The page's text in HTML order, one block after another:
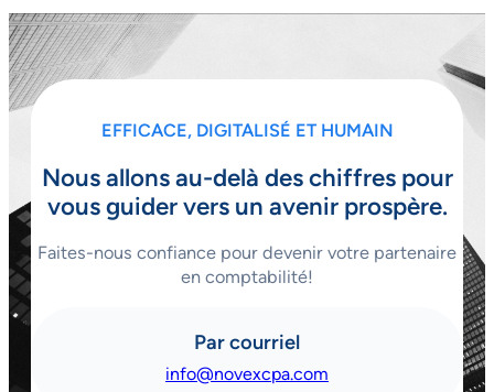
EFFICACE, DIGITALISÉ ET HUMAIN
Nous allons au-delà des chiffres pour
vous guider vers un avenir prospère.
Faites-nous confiance pour devenir votre partenaire
en comptabilité!
Par courriel
info@novexcpa.com